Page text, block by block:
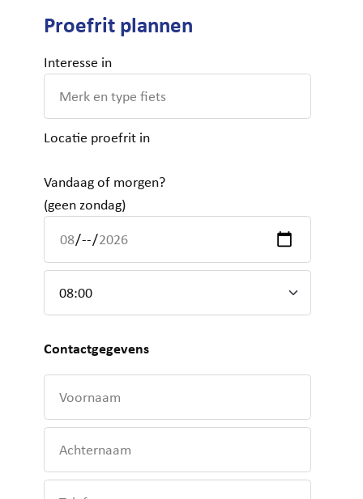
Proefrit plannen
Interesse in
Locatie proefrit in
Vandaag of morgen?
(geen zondag)
Contactgegevens